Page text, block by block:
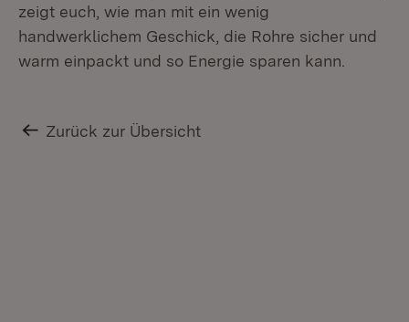
zeigt euch, wie man mit ein wenig
handwerklichem Geschick, die Rohre sicher und
warm einpackt und so Energie sparen kann.
Zurück zur Übersicht